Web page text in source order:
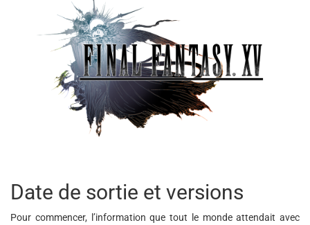
Date de sortie et versions
Pour commencer, l’information que tout le monde attendait avec